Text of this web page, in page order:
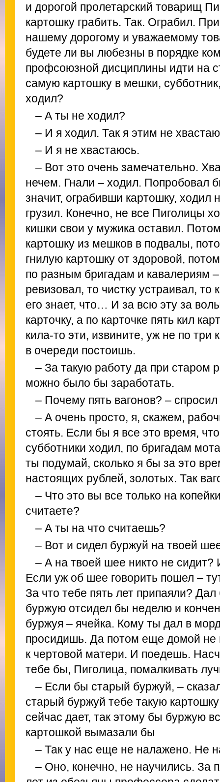
и дорогой пролетарский товарищ
картошку грабить. Так. Ограбил.
нашему дорогому и уважаемому
будете ли вы любезны в порядке
профсоюзной дисциплины идти на
самую картошку в мешки,
ходил?
– А ты не ходил?
– И я ходил. Так я этим не
– И я не хвастаюсь.
– Вот это очень замечательно.
нечем. Гнали – ходил. Попробовал
значит, ограбивши картошку, ходил
грузил. Конечно, не все Пиголицы
кишки свои у мужика оставил.
картошку из мешков в подвалы,
гнилую картошку от здоровой,
по разным бригадам и кавалериям
ревизовал, то чистку устраивал, то
его знает, что… И за всю эту за
карточку, а по карточке пять кил
кила-то эти, извините, уж не по три
в очереди постоишь.
– За такую работу да при старом
можно было бы заработать.
– Почему пять вагонов? –
– А очень просто, я, скажем,
стоять. Если бы я все это время,
субботники ходил, по бригадам
ты подумай, сколько я бы за это
настоящих рублей, золотых. Так
– Что это вы все только на
считаете?
– А ты на что считаешь?
– Вот и сидел буржуй на твоей
– А на твоей шее никто не
Если уж об шее говорить пошел –
За что тебе пять лет припаяли?
буржую отсидел бы неделю и
буржуя – ячейка. Кому ты дал в
просидишь. Да потом еще домой не
к чертовой матери. И поедешь.
тебе бы, Пиголица, помалкивать
– Если бы старый буржуй, –
старый буржуй тебе такую
сейчас дает, так этому бы буржую
картошкой вымазали бы
– Так у нас еще не налажено. Не
– Оно, конечно, не научились. За